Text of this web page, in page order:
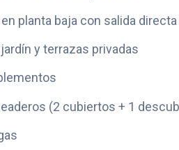
planta baja con salida
jardín y terrazas privadas
(2 cubiertos + 1